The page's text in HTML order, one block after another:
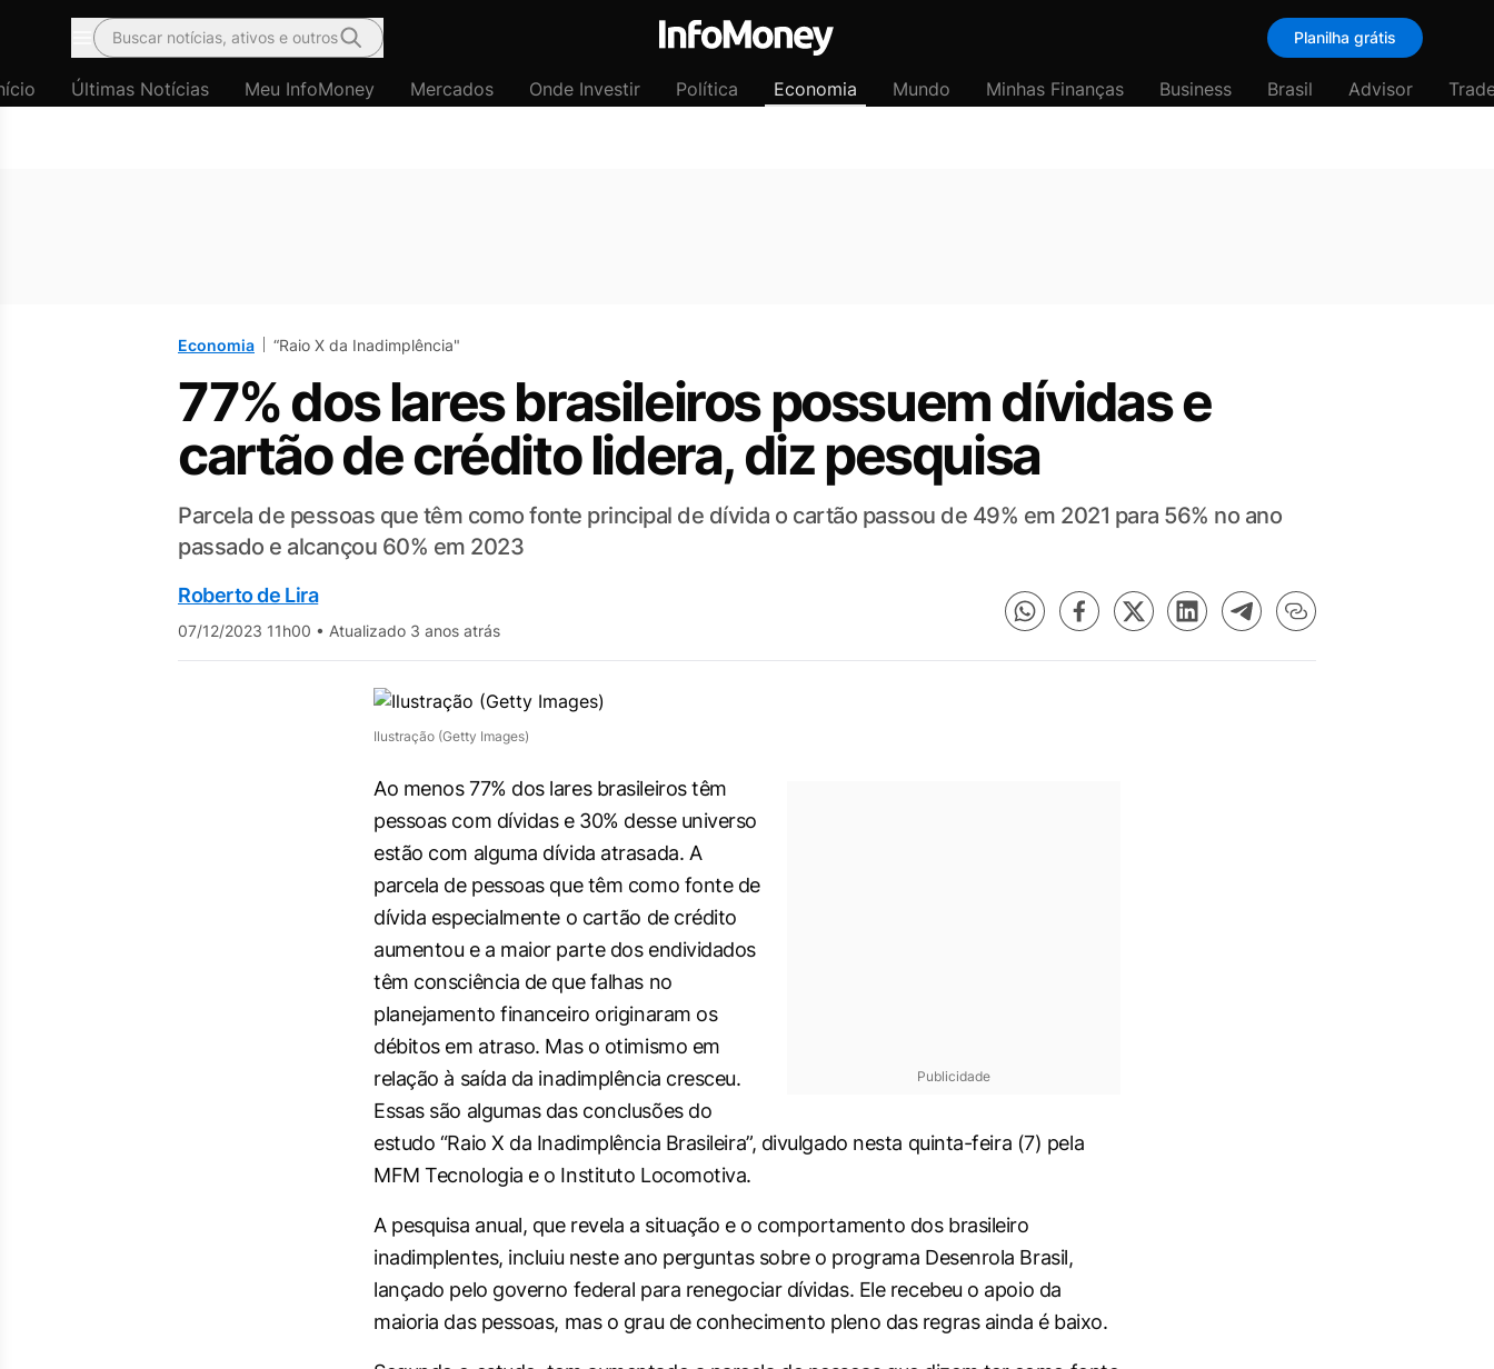
Menu
Buscar notícias, ativos e outros Planilha grátis
Últimas Notícias Meu InfoMoney Mercados Onde Investir Política Economia Mundo Minhas Finanças Business Brasil Advisor
Economia “Raio X da Inadimplência"
77% dos lares brasileiros possuem dívidas e
cartão de crédito lidera, diz pesquisa
Parcela de pessoas que têm como fonte principal de dívida o cartão passou de 49% em 2021 para 56% no ano
passado e alcançou 60% em 2023
Roberto de Lira
07/12/2023 11h00 • Atualizado 3 anos atrás
Ilustração (Getty Images)
Publicidade
Ao menos 77% dos lares brasileiros têm
pessoas com dívidas e 30% desse universo
estão com alguma dívida atrasada. A
parcela de pessoas que têm como fonte de
dívida especialmente o cartão de crédito
aumentou e a maior parte dos endividados
têm consciência de que falhas no
planejamento financeiro originaram os
débitos em atraso. Mas o otimismo em
relação à saída da inadimplência cresceu.
Essas são algumas das conclusões do
estudo “Raio X da Inadimplência Brasileira”, divulgado nesta quinta-feira (7) pela
MFM Tecnologia e o Instituto Locomotiva.
A pesquisa anual, que revela a situação e o comportamento dos brasileiro
inadimplentes, incluiu neste ano perguntas sobre o programa Desenrola Brasil,
lançado pelo governo federal para renegociar dívidas. Ele recebeu o apoio da
maioria das pessoas, mas o grau de conhecimento pleno das regras ainda é baixo.